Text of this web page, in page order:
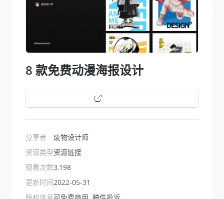
8 款免费动漫海报设计
分享者
资源类型
观看次数
更新时间
废物设计师
资源链接
3,198
2022-05-31